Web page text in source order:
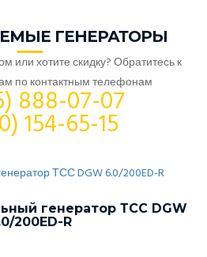
ГЕНЕРАТОРЫ
или хотите скидку? Обратитесь к
по контактным телефонам
888-07-07
154-65-15
генератор ТСС DGW
200ED-R